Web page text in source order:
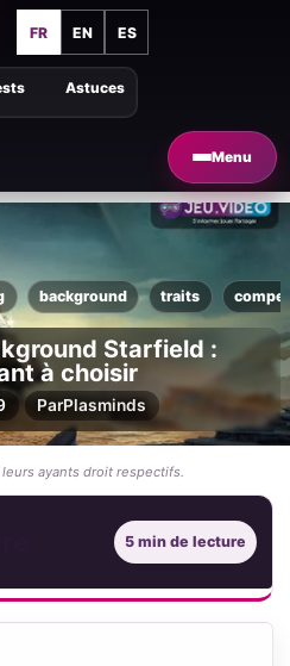
FR EN ES
Menu
Astuces
background traits
Starfield :
à choisir
ParPlasminds
ayants droit respectifs.
5 min de lecture